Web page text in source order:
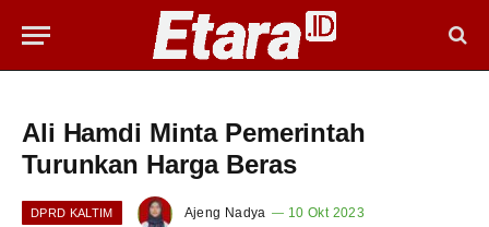
Ali Hamdi Minta Pemerintah
Turunkan Harga Beras
DPRD KALTIM Ajeng Nadya 10 Okt 2023